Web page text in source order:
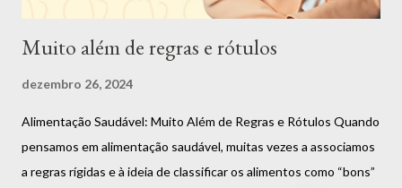
Muito além de regras e rótulos
dezembro 26, 2024
Alimentação Saudável: Muito Além de Regras e Rótulos Quando
pensamos em alimentação saudável, muitas vezes a associamos
a regras rígidas e à ideia de classificar os alimentos como “bons”